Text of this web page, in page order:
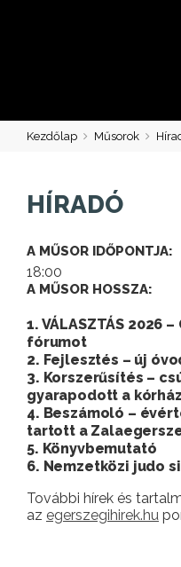
Kezdőlap Műsorok
HÍRADÓ
A MŰSOR IDŐPONTJA:
18:00
A MŰSOR HOSSZA:
1. VÁLASZTÁS 2026
fórumot
2. Fejlesztés – új
3. Korszerűsítés –
gyarapodott a kórház
4. Beszámoló –
tartott a
5. Könyvbemutató
6. Nemzetközi judo
További hírek és
az egerszegihirek.hu